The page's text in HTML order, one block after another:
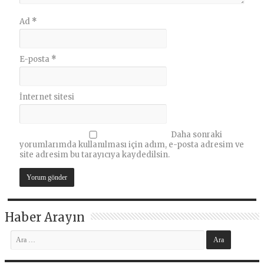
Ad *
E-posta *
İnternet sitesi
Daha sonraki
yorumlarımda kullanılması için adım, e-posta adresim ve
site adresim bu tarayıcıya kaydedilsin.
Haber Arayın